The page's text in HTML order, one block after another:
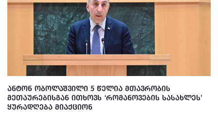
ᲐᲜᲢᲝᲜ ᲝᲑᲝᲚᲐᲨᲕᲘᲚᲘ 5 ᲬᲔᲚᲘᲐ ᲛᲗᲐᲕᲠᲝᲑᲘᲡ
ᲛᲔᲗᲐᲣᲠᲔᲑᲘᲡᲒᲐᲜ ᲘᲗᲮᲝᲕᲡ ‘ᲠᲝᲛᲐᲜᲝᲕᲔᲑᲘᲡ ᲡᲐᲡᲐᲮᲚᲔᲡ’
ᲧᲣᲠᲐᲓᲦᲔᲑᲐ ᲛᲘᲐᲥᲪᲘᲝᲜ